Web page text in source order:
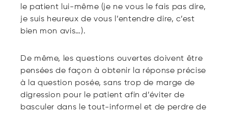
le patient lui-même (je ne vous le fais pas dire,
je suis heureux de vous l’entendre dire, c’est
bien mon avis…).
De même, les questions ouvertes doivent être
pensées de façon à obtenir la réponse précise
à la question posée, sans trop de marge de
digression pour le patient afin d’éviter de
basculer dans le tout-informel et de perdre de